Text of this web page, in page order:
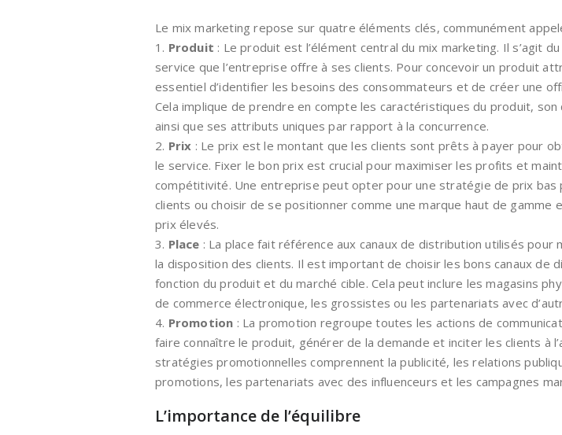
Le mix marketing repose sur quatre éléments clés, communément
1. Produit : Le produit est l’élément central du mix marketing. Il s’agit
service que l’entreprise offre à ses clients. Pour concevoir un produit
essentiel d’identifier les besoins des consommateurs et de créer une
Cela implique de prendre en compte les caractéristiques du produit, son
ainsi que ses attributs uniques par rapport à la concurrence.
2. Prix : Le prix est le montant que les clients sont prêts à payer pour
le service. Fixer le bon prix est crucial pour maximiser les profits et
compétitivité. Une entreprise peut opter pour une stratégie de prix bas
clients ou choisir de se positionner comme une marque haut de gamme
prix élevés.
3. Place : La place fait référence aux canaux de distribution utilisés pour
la disposition des clients. Il est important de choisir les bons canaux de
fonction du produit et du marché cible. Cela peut inclure les magasins
de commerce électronique, les grossistes ou les partenariats avec
4. Promotion : La promotion regroupe toutes les actions de
faire connaître le produit, générer de la demande et inciter les clients à
stratégies promotionnelles comprennent la publicité, les relations
promotions, les partenariats avec des influenceurs et les campagnes
L’importance de l’équilibre